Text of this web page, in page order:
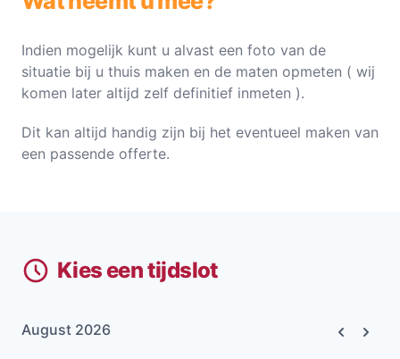
Indien mogelijk kunt u alvast een foto van de
situatie bij u thuis maken en de maten opmeten ( wij
komen later altijd zelf definitief inmeten ).
Dit kan altijd handig zijn bij het eventueel maken van
een passende offerte.
Kies een tijdslot
August 2026